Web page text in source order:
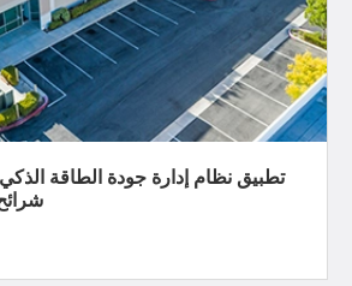
تطبيق نظام إدارة جودة الطاقة